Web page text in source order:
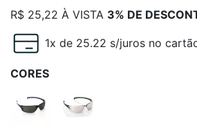
R$ 25,22 À VISTA 3% DE
1x de 25.22 s/juros no
CORES